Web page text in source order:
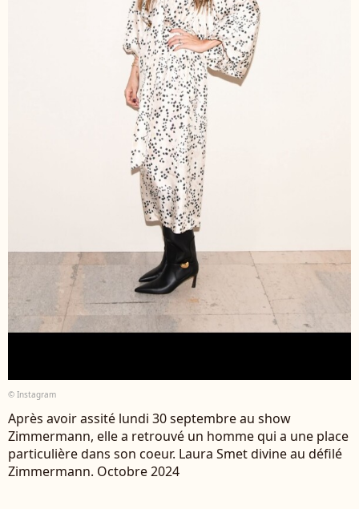
© Instagram
Après avoir assité lundi 30 septembre au show
Zimmermann, elle a retrouvé un homme qui a une place
particulière dans son coeur. Laura Smet divine au défilé
Zimmermann. Octobre 2024